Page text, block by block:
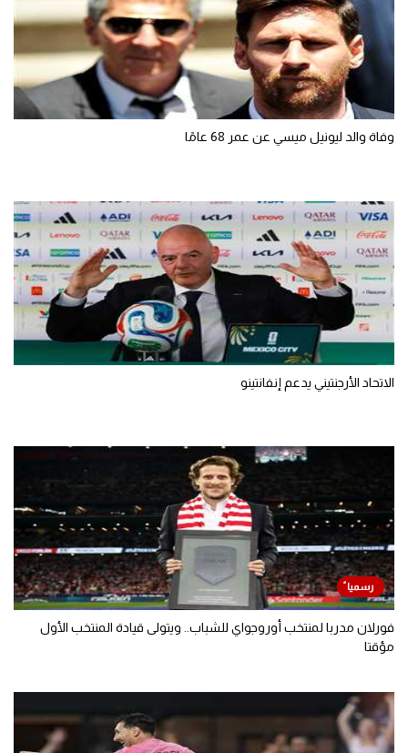
وفاة والد ليونيل ميسي عن عمر 68 عامًا
الاتحاد الأرجنتيني يدعم إنفانتينو
فورلان مدربا لمنتخب أوروجواي للشباب.. ويتولى قيادة المنتخب الأول
مؤقتا